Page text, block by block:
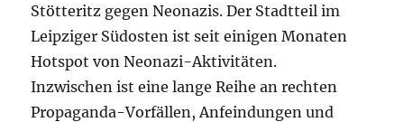
Stötteritz gegen Neonazis. Der Stadtteil im
Leipziger Südosten ist seit einigen Monaten
Hotspot von Neonazi-Aktivitäten.
Inzwischen ist eine lange Reihe an rechten
Propaganda-Vorfällen, Anfeindungen und